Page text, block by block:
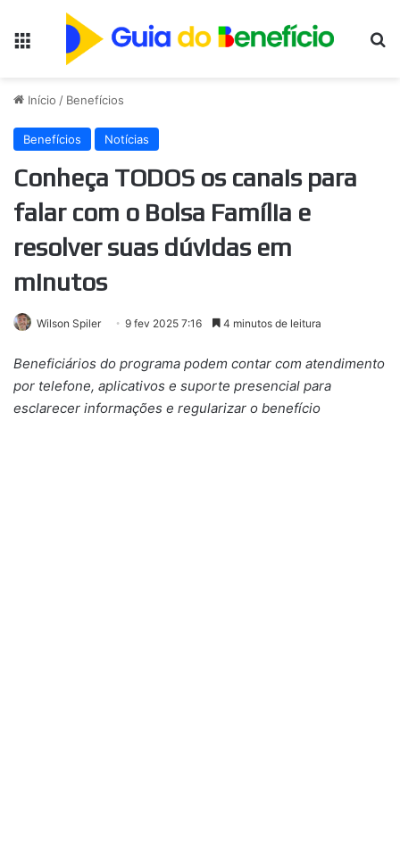
Início / Benefícios
Benefícios Notícias
Conheça TODOS os canais para
falar com o Bolsa Família e
resolver suas dúvidas em
minutos
Wilson Spiler 9 fev 2025 7:16 4 minutos de leitura
Beneficiários do programa podem contar com atendimento
por telefone, aplicativos e suporte presencial para
esclarecer informações e regularizar o benefício